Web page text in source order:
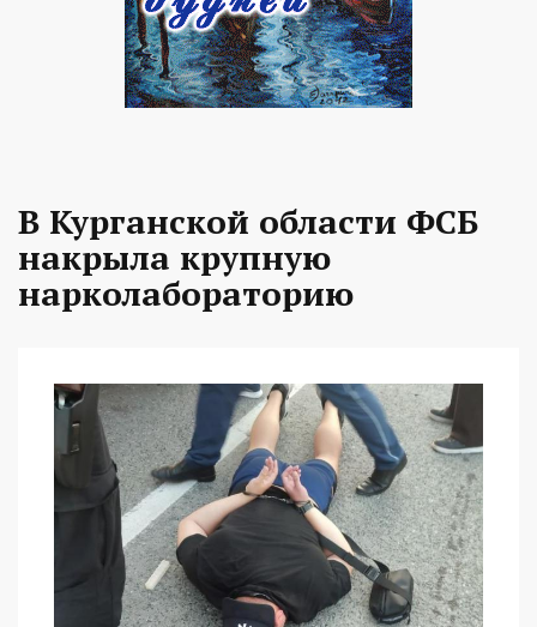
В Курганской области ФСБ
накрыла крупную
нарколабораторию